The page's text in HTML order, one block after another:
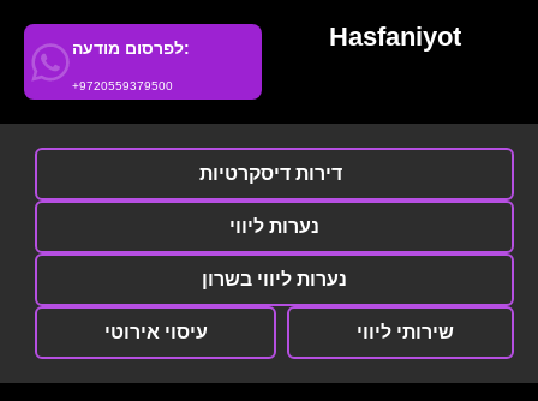
לפרסום מודעה:
+9720559379500
Hasfaniyot
דירות דיסקרטיות
נערות ליווי
נערות ליווי בשרון
עיסוי אירוטי שירותי ליווי